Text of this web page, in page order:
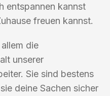
entspannen kannst
freuen kannst.
die
unserer
Sie sind bestens
deine Sachen sicher